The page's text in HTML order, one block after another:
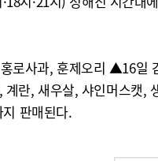
로사과, 훈제오리 ▲16
란, 새우살, 샤인머스
판매된다.